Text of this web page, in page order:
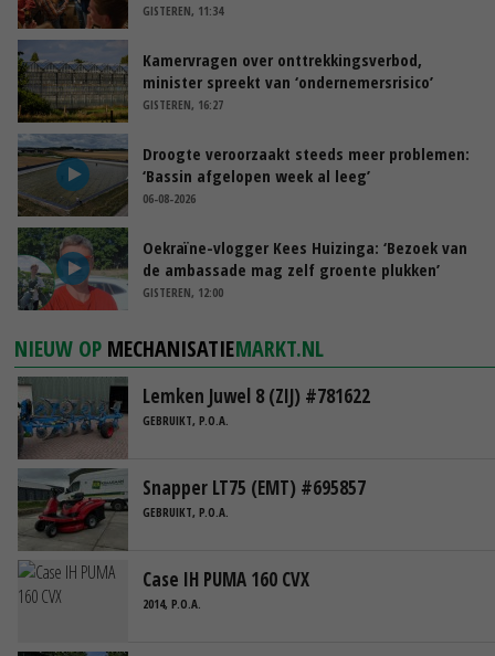
GISTEREN, 11:34
Kamervragen over onttrekkingsverbod,
minister spreekt van ‘ondernemersrisico’
GISTEREN, 16:27
Droogte veroorzaakt steeds meer problemen:
‘Bassin afgelopen week al leeg’
06-08-2026
Oekraïne-vlogger Kees Huizinga: ‘Bezoek van
de ambassade mag zelf groente plukken’
GISTEREN, 12:00
NIEUW OP MECHANISATIEMARKT.NL
Lemken Juwel 8 (ZIJ) #781622
GEBRUIKT, P.O.A.
Snapper LT75 (EMT) #695857
GEBRUIKT, P.O.A.
Case IH PUMA 160 CVX
2014, P.O.A.